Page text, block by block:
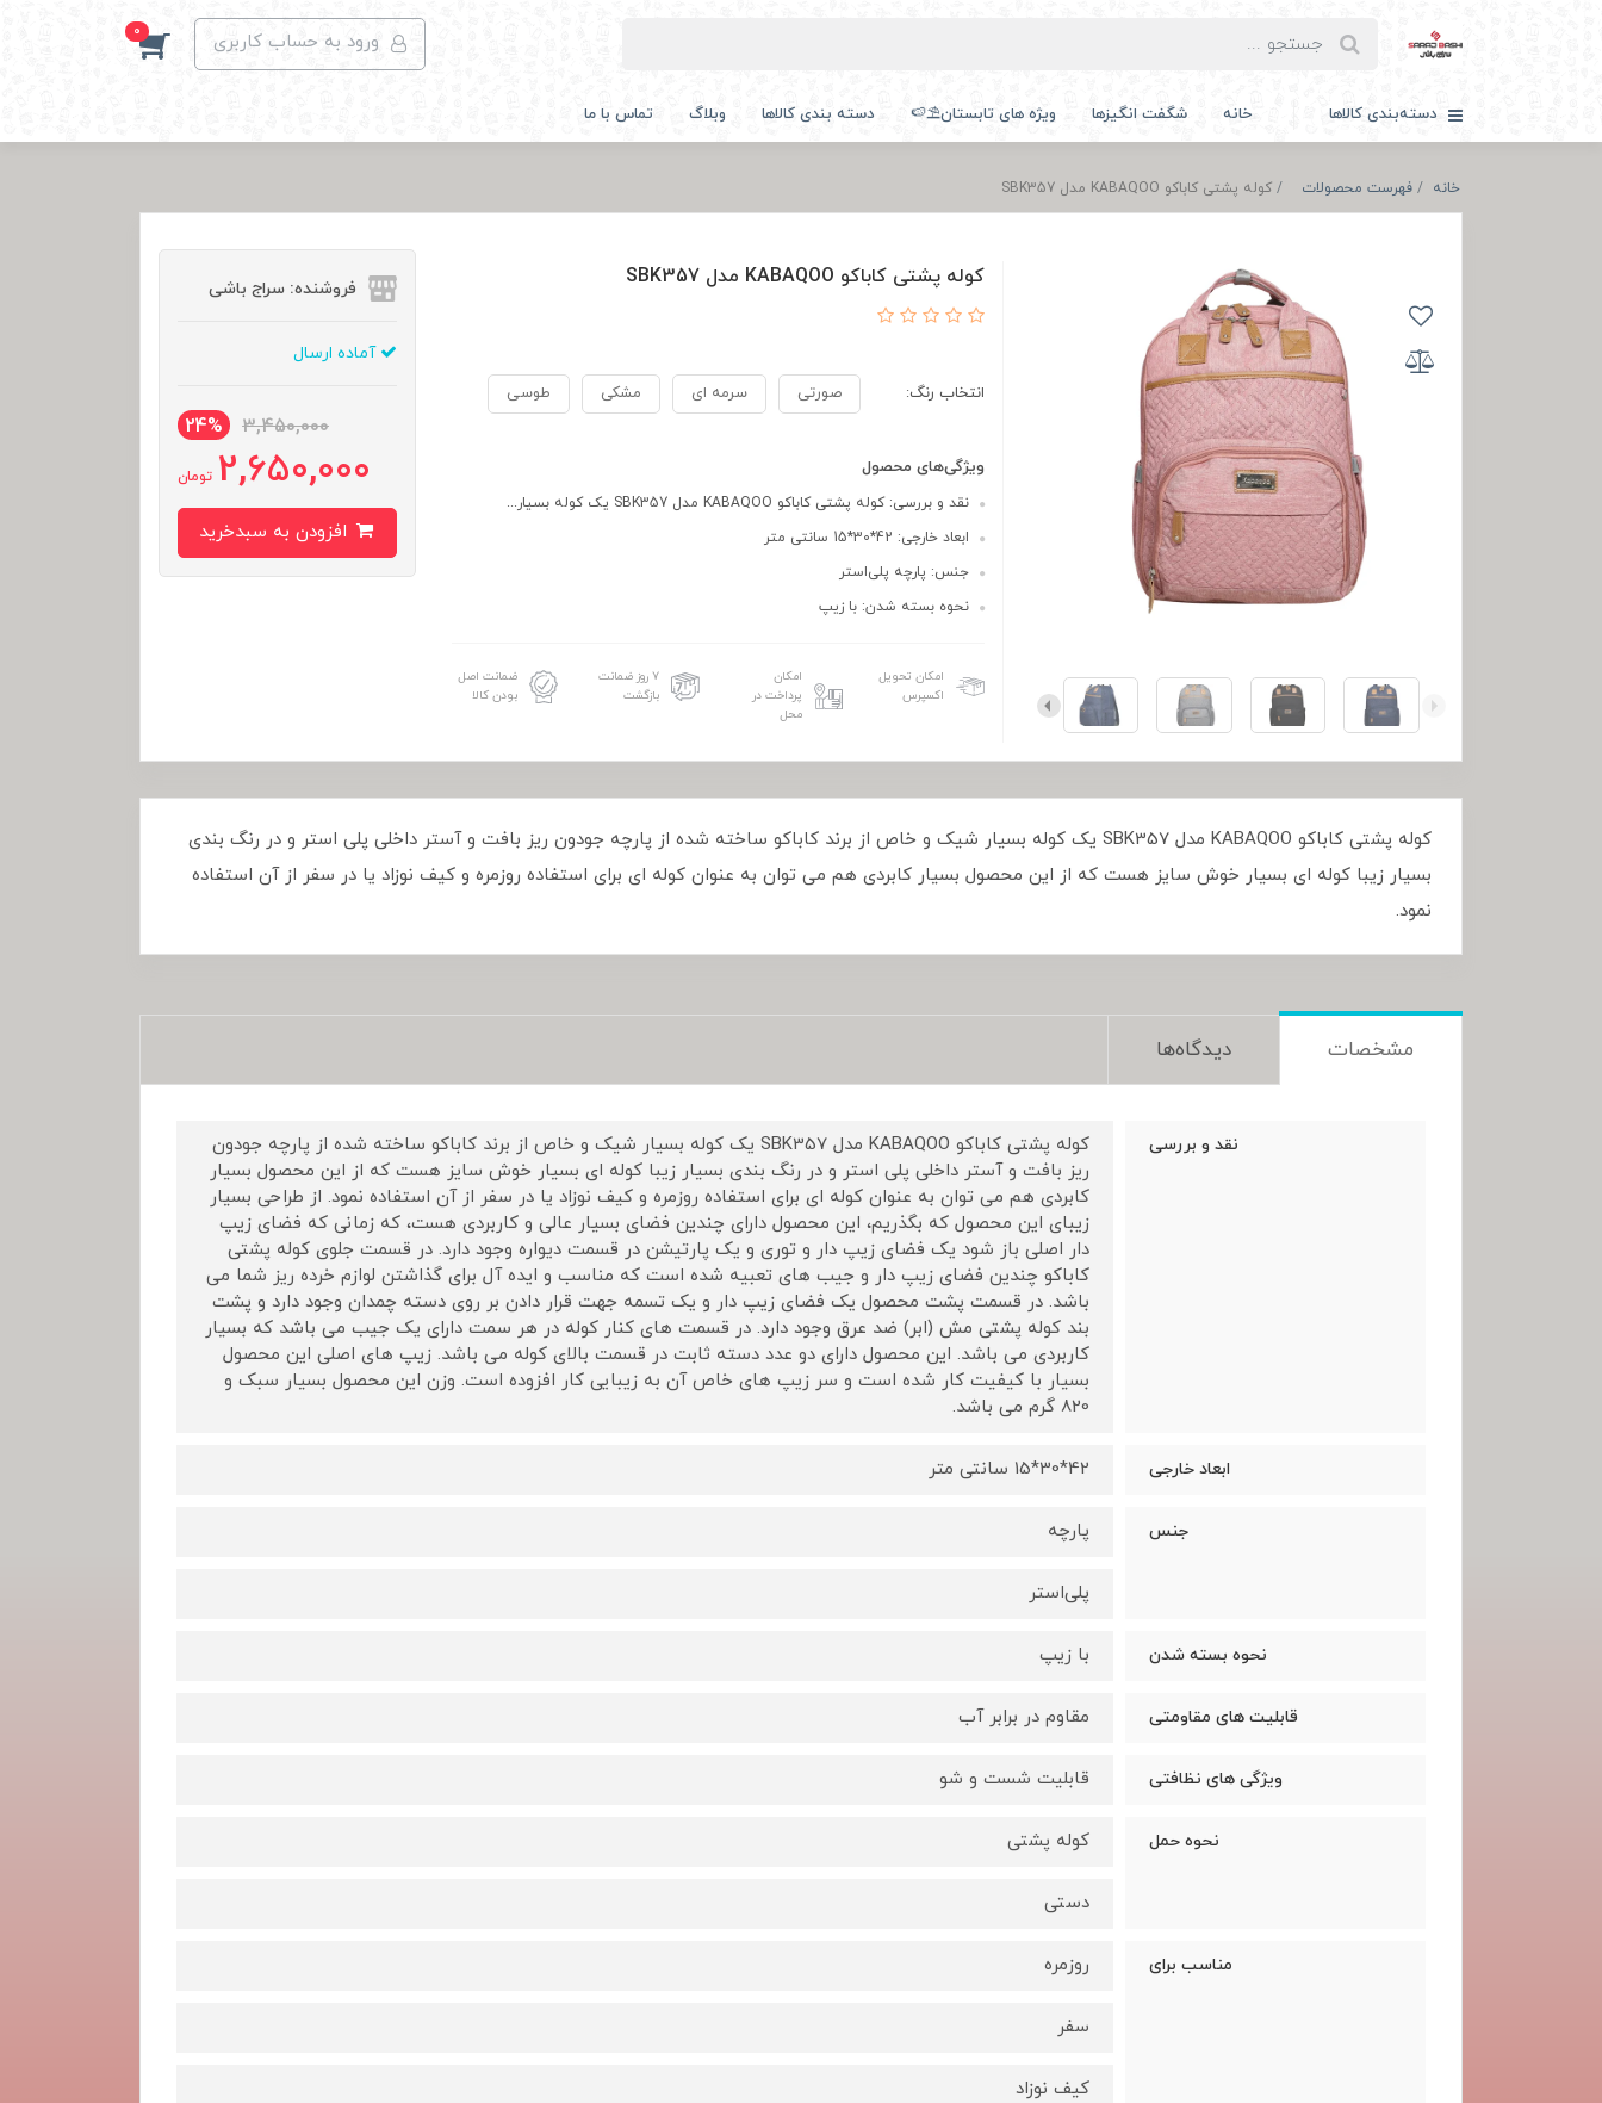
ورود به حساب کاربری 0
دسته‌بندی کالاها خانه شگفت انگیزها ویژه های تابستان⛱️🍉 دسته بندی کالاها وبلاگ تماس با ما
خانه فهرست محصولات کوله پشتی کاباکو KABAQOO مدل SBK357
کوله پشتی کاباکو KABAQOO مدل SBK357
انتخاب رنگ: صورتی سرمه ای مشکی طوسی
ویژگی‌های محصول
نقد و بررسی: کوله پشتی کاباکو KABAQOO مدل SBK357 یک کوله بسیار...
ابعاد خارجی: 42*30*15 سانتی متر
جنس: پارچه پلی‌استر
نحوه بسته شدن: با زیپ
امکان تحویل
اکسپرس
امکان
پرداخت در
محل
۷ روز ضمانت
بازگشت
ضمانت اصل
بودن کالا
فروشنده: سراج باشی
آماده ارسال
3,450,000
24%
2,650,000 تومان
کوله پشتی کاباکو KABAQOO مدل SBK357 یک کوله بسیار شیک و خاص از برند کاباکو ساخته شده از پارچه جودون ریز بافت و آستر داخلی پلی استر و در رنگ بندی
بسیار زیبا کوله ای بسیار خوش سایز هست که از این محصول بسیار کابردی هم می توان به عنوان کوله ای برای استفاده روزمره و کیف نوزاد یا در سفر از آن استفاده
نمود.
مشخصات دیدگاه‌ها
نقد و بررسی
کوله پشتی کاباکو KABAQOO مدل SBK357 یک کوله بسیار شیک و خاص از برند کاباکو ساخته شده از پارچه جودون
ریز بافت و آستر داخلی پلی استر و در رنگ بندی بسیار زیبا کوله ای بسیار خوش سایز هست که از این محصول بسیار
کابردی هم می توان به عنوان کوله ای برای استفاده روزمره و کیف نوزاد یا در سفر از آن استفاده نمود. از طراحی بسیار
زیبای این محصول که بگذریم، این محصول دارای چندین فضای بسیار عالی و کاربردی هست، که زمانی که فضای زیپ
دار اصلی باز شود یک فضای زیپ دار و توری و یک پارتیشن در قسمت دیواره وجود دارد. در قسمت جلوی کوله پشتی
کاباکو چندین فضای زیپ دار و جیب های تعبیه شده است که مناسب و ایده آل برای گذاشتن لوازم خرده ریز شما می
باشد. در قسمت پشت محصول یک فضای زیپ دار و یک تسمه جهت قرار دادن بر روی دسته چمدان وجود دارد و پشت
بند کوله پشتی مش (ابر) ضد عرق وجود دارد. در قسمت های کنار کوله در هر سمت دارای یک جیب می باشد که بسیار
کاربردی می باشد. این محصول دارای دو عدد دسته ثابت در قسمت بالای کوله می باشد. زیپ های اصلی این محصول
بسیار با کیفیت کار شده است و سر زیپ های خاص آن به زیبایی کار افزوده است. وزن این محصول بسیار سبک و
820 گرم می باشد.
ابعاد خارجی 42*30*15 سانتی متر
جنس پارچه
پلی‌استر
نحوه بسته شدن با زیپ
قابلیت های مقاومتی مقاوم در برابر آب
ویژگی های نظافتی قابلیت شست و شو
نحوه حمل کوله پشتی
دستی
مناسب برای روزمره
سفر
کیف نوزاد